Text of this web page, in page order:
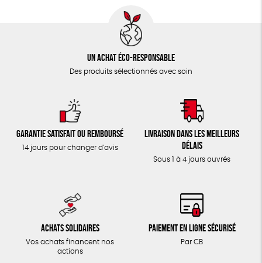
Un achat éco-responsable
Des produits sélectionnés avec soin
Garantie satisfait ou remboursé
14 jours pour changer d'avis
Livraison dans les meilleurs
délais
Sous 1 à 4 jours ouvrés
Achats solidaires
Vos achats financent nos
actions
Paiement en ligne sécurisé
Par CB